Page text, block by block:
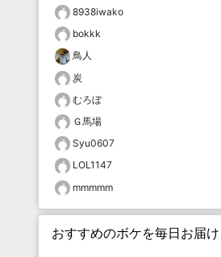
8938iwako
bokkk
鳥人
炭
むろぼ
Ｇ馬場
Syu0607
LOL1147
mmmmm
おすすめのボケを毎日お届け